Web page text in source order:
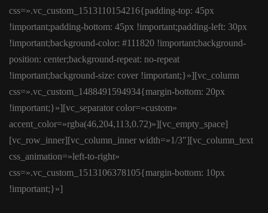
css=».vc_custom_1513110154216{padding-top: 45px
!important;padding-bottom: 45px !important;padding-left: 30px
!important;background-color: #111820 !important;background-
position: center;background-repeat: no-repeat
!important;background-size: cover !important;}»][vc_column
css=».vc_custom_1488491594934{margin-bottom: 20px
!important;}»][vc_separator color=»custom»
accent_color=»rgba(46,204,113,0.72)»][vc_empty_space]
[vc_row_inner][vc_column_inner width=»1/3″][vc_column_text
css_animation=»left-to-right»
css=».vc_custom_1513106378105{margin-bottom: 10px
!important;}»]